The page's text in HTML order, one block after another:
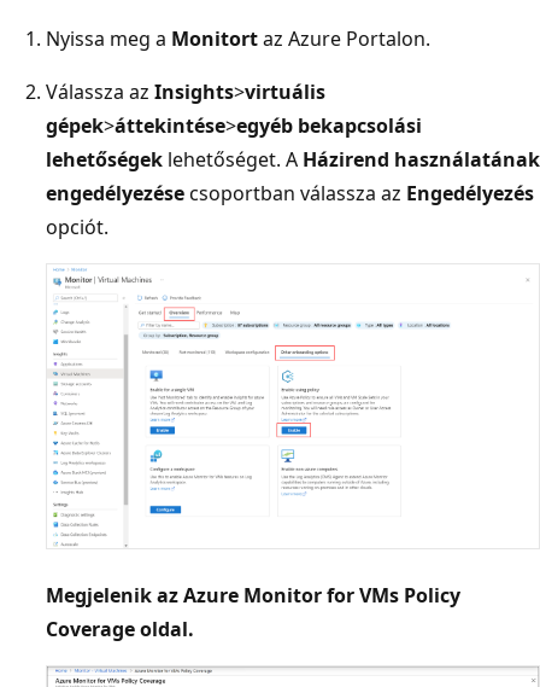
Nyissa meg a Monitortaz Azure Portalon.
Válassza az Insights>virtuális
gépek>áttekintése>egyéb bekapcsolási
lehetőségek lehetőséget. A Házirend használatának
engedélyezésecsoportban válassza az Engedélyezés
opciót.
Megjelenik az Azure Monitor for VMs Policy
Coverage oldal.